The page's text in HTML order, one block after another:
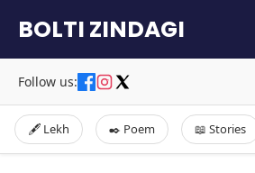
content
BOLTI ZINDAGI
Follow us:
🖋️ Lekh ✒️ Poem 📖 Stories